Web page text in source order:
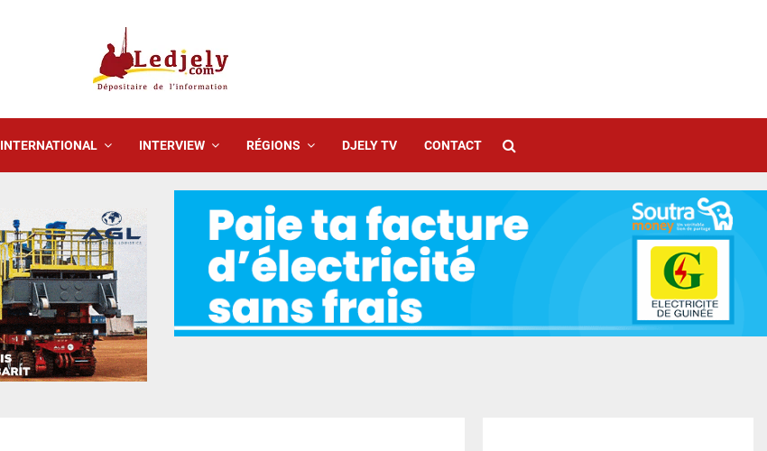
INTERNATIONAL INTERVIEW RÉGIONS DJELY TV CONTACT